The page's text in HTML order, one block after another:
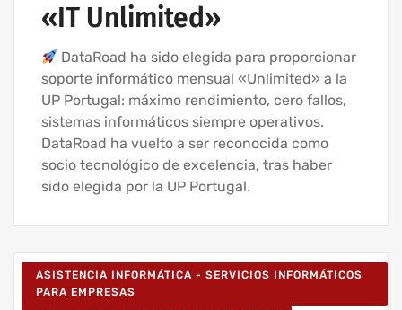
«IT Unlimited»
DataRoad ha sido elegida para proporcionar
soporte informático mensual «Unlimited» a la
UP Portugal: máximo rendimiento, cero fallos,
sistemas informáticos siempre operativos.
DataRoad ha vuelto a ser reconocida como
socio tecnológico de excelencia, tras haber
sido elegida por la UP Portugal.
ASISTENCIA INFORMÁTICA - SERVICIOS INFORMÁTICOS
PARA EMPRESAS